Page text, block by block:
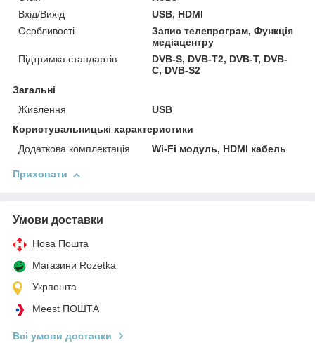
Вхід/Вихід
USB, HDMI
Особливості
Запис телепрограм, Функція
медіацентру
Підтримка стандартів
DVB-S, DVB-T2, DVB-T, DVB-
C, DVB-S2
Загальні
Живлення
USB
Користувальницькі характеристики
Додаткова комплектація
Wi-Fi модуль, HDMI кабель
Приховати
Умови доставки
Нова Пошта
Магазини Rozetka
Укрпошта
Meest ПОШТА
Всі умови доставки